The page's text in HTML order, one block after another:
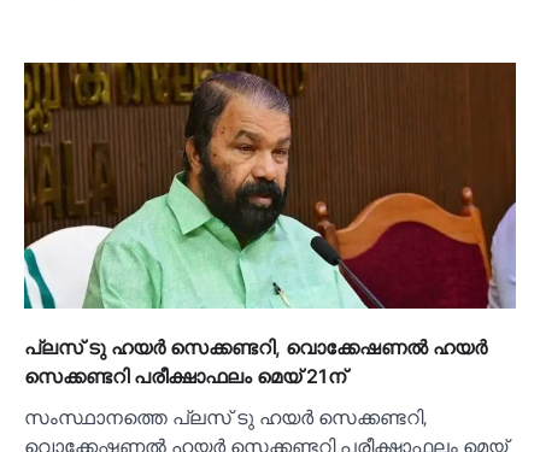
പ്ലസ് ടു ഹയര്‍ സെക്കണ്ടറി, വൊക്കേഷണല്‍ ഹയര്‍
സെക്കണ്ടറി പരീക്ഷാഫലം മെയ് 21ന്
സംസ്ഥാനത്തെ പ്ലസ് ടു ഹയര്‍ സെക്കണ്ടറി,